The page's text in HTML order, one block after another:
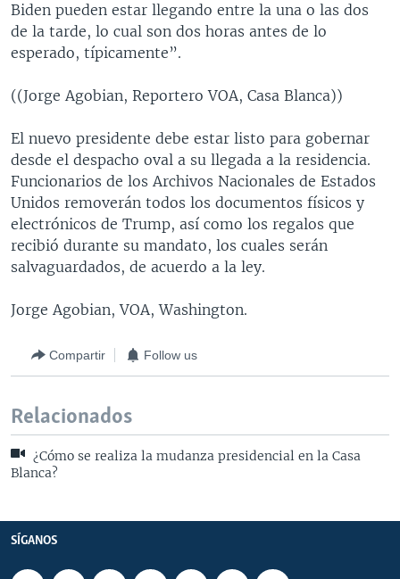
Biden pueden estar llegando entre la una o las dos
de la tarde, lo cual son dos horas antes de lo
esperado, típicamente”.
((Jorge Agobian, Reportero VOA, Casa Blanca))
El nuevo presidente debe estar listo para gobernar
desde el despacho oval a su llegada a la residencia.
Funcionarios de los Archivos Nacionales de Estados
Unidos removerán todos los documentos físicos y
electrónicos de Trump, así como los regalos que
recibió durante su mandato, los cuales serán
salvaguardados, de acuerdo a la ley.
Jorge Agobian, VOA, Washington.
Compartir Follow us
Relacionados
¿Cómo se realiza la mudanza presidencial en la Casa
Blanca?
SÍGANOS